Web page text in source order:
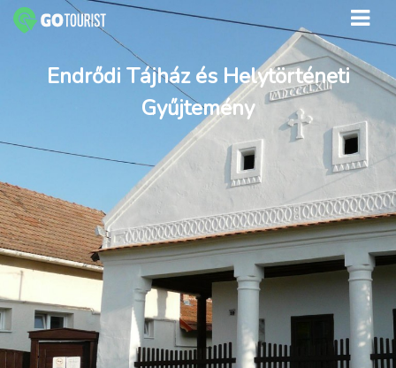
Endrődi Tájház és Helytörténeti
Gyűjtemény